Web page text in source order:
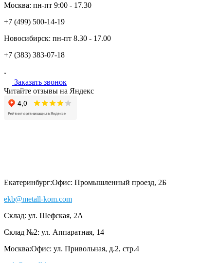
Москва: пн-пт 9:00 - 17.30
+7 (499) 500-14-19
Новосибирск: пн-пт 8.30 - 17.00
+7 (383) 383-07-18
Заказать звонок
Читайте отзывы на Яндекс
Екатеринбург:Офис: Промышленный проезд, 2Б
ekb@metall-kom.com
Склад: ул. Шефская, 2А
Склад №2: ул. Аппаратная, 14
Москва:Офис: ул. Привольная, д.2, стр.4